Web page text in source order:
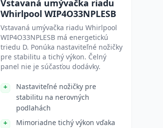
Vstavaná umývačka riadu
Whirlpool WIP4O33NPLESB
Vstavaná umývačka riadu Whirlpool
WIP4O33NPLESB má energetickú
triedu D. Ponúka nastaviteľné nožičky
pre stabilitu a tichý výkon. Čelný
panel nie je súčasťou dodávky.
Nastaviteľné nožičky pre
stabilitu na nerovných
podlahách
Mimoriadne tichý výkon vďaka